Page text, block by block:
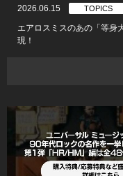
2026.06.15 TOPICS
エアロスミスのあの「等身
現！